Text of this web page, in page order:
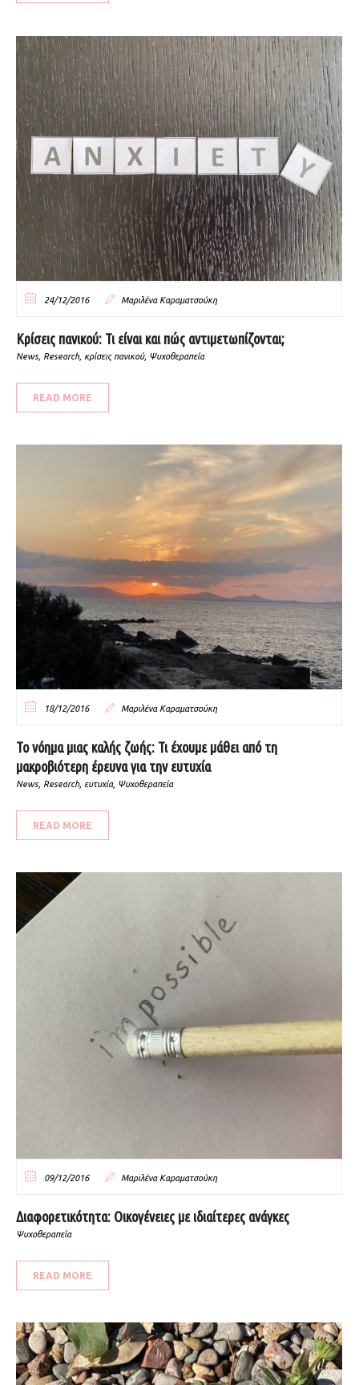
24/12/2016 Μαριλένα Καραματσούκη
Κρίσεις πανικού: Τι είναι και πώς αντιμετωπίζονται;
News Research, κρίσεις πανικού, Ψυχοθεραπεία
READ MORE
18/12/2016 Μαριλένα Καραματσούκη
Το νόημα μιας καλής ζωής: Τι έχουμε μάθει από τη
μακροβιότερη έρευνα για την ευτυχία
News Research, ευτυχία, Ψυχοθεραπεία
READ MORE
09/12/2016 Μαριλένα Καραματσούκη
Διαφορετικότητα: Οικογένειες με ιδιαίτερες ανάγκες
Ψυχοθεραπεία
READ MORE